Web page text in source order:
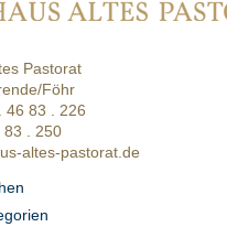
Pastorat
Föhr
46 83 . 226
83 . 250
altes-pastorat.de